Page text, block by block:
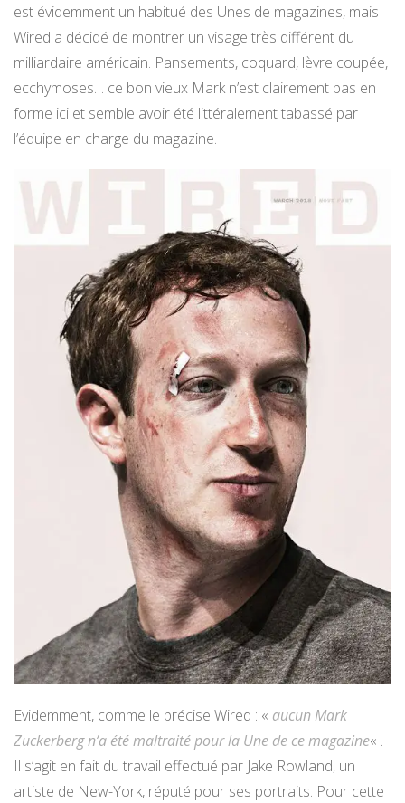
est évidemment un habitué des Unes de magazines, mais
Wired a décidé de montrer un visage très différent du
milliardaire américain. Pansements, coquard, lèvre coupée,
ecchymoses… ce bon vieux Mark n’est clairement pas en
forme ici et semble avoir été littéralement tabassé par
l’équipe en charge du magazine.
Evidemment, comme le précise Wired : « aucun Mark
Zuckerberg n’a été maltraité pour la Une de ce magazine« .
Il s’agit en fait du travail effectué par Jake Rowland, un
artiste de New-York, réputé pour ses portraits. Pour cette